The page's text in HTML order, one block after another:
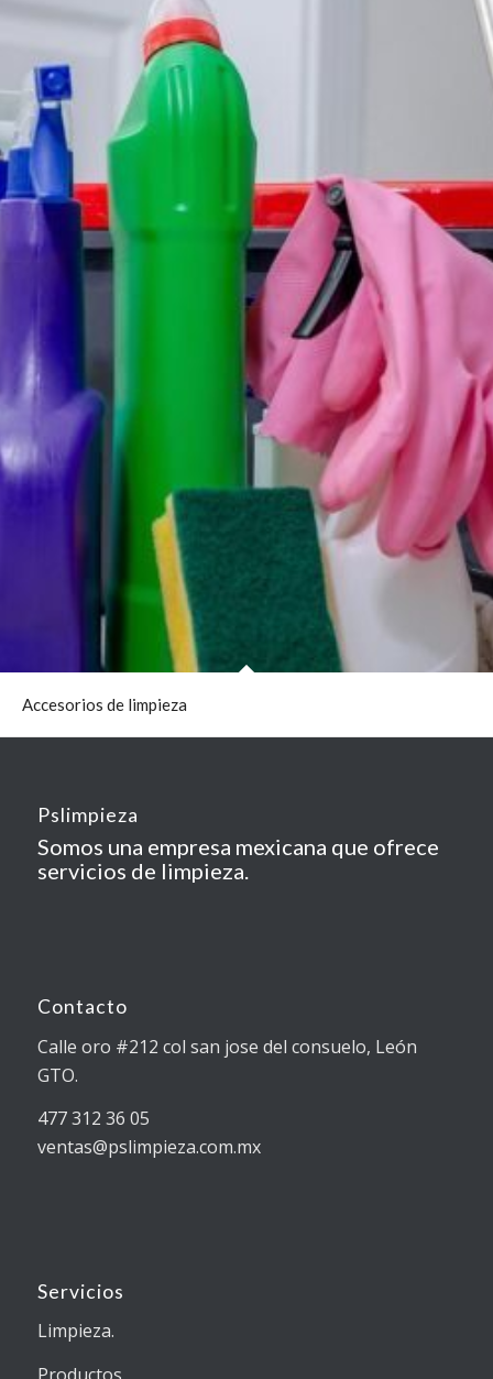
Accesorios de limpieza
Pslimpieza
Somos una empresa mexicana que ofrece
servicios de limpieza.
Contacto
Calle oro #212 col san jose del consuelo, León
GTO.
477 312 36 05
ventas@pslimpieza.com.mx
Servicios
Limpieza.